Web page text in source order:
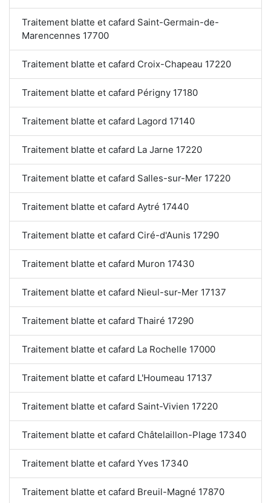
Traitement blatte et cafard Saint-Germain-de-
Marencennes 17700
Traitement blatte et cafard Croix-Chapeau 17220
Traitement blatte et cafard Périgny 17180
Traitement blatte et cafard Lagord 17140
Traitement blatte et cafard La Jarne 17220
Traitement blatte et cafard Salles-sur-Mer 17220
Traitement blatte et cafard Aytré 17440
Traitement blatte et cafard Ciré-d'Aunis 17290
Traitement blatte et cafard Muron 17430
Traitement blatte et cafard Nieul-sur-Mer 17137
Traitement blatte et cafard Thairé 17290
Traitement blatte et cafard La Rochelle 17000
Traitement blatte et cafard L'Houmeau 17137
Traitement blatte et cafard Saint-Vivien 17220
Traitement blatte et cafard Châtelaillon-Plage 17340
Traitement blatte et cafard Yves 17340
Traitement blatte et cafard Breuil-Magné 17870